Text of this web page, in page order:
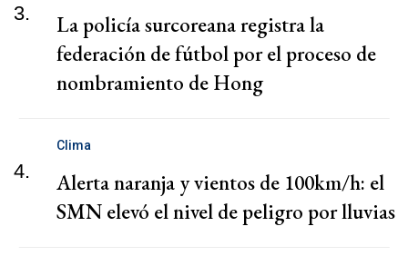
3.
La policía surcoreana registra la
federación de fútbol por el proceso de
nombramiento de Hong
4.
Clima
Alerta naranja y vientos de 100km/h: el
SMN elevó el nivel de peligro por lluvias